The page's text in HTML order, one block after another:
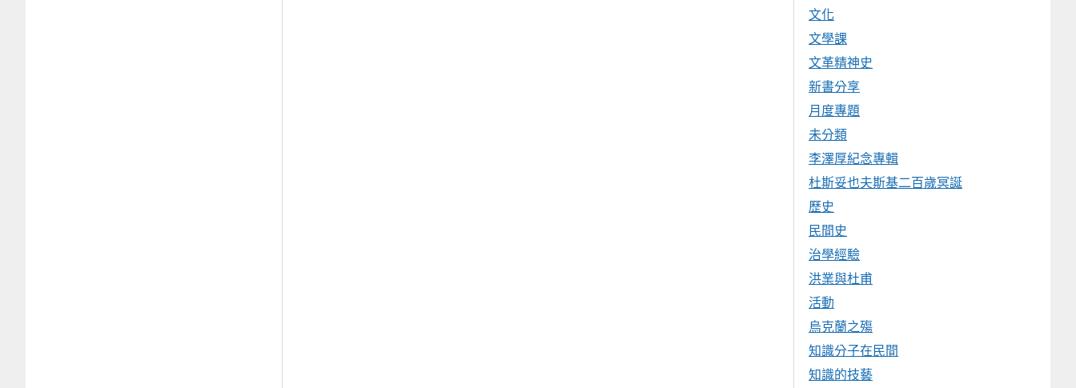
文化
文學課
文革精神史
新書分享
月度專題
未分類
李澤厚紀念專輯
杜斯妥也夫斯基二百歲冥誕
歷史
民間史
治學經驗
洪業與杜甫
活動
烏克蘭之殤
知識分子在民間
知識的技藝